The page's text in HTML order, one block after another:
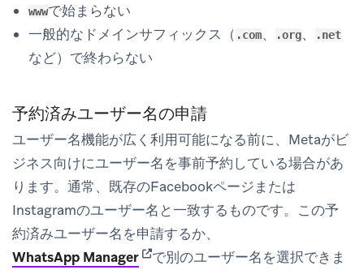
wwwで始まらない
一般的なドメインサフィックス（ .com、 .org、 .net
など）で終わらない
予約済みユーザー名の申請
ユーザー名機能が広く利用可能になる前に、Metaがビ
ジネス向けにユーザー名を事前予約している場合があ
ります。通常、既存のFacebookページまたは
Instagramのユーザー名と一致するものです。この予
約済みユーザー名を申請するか、
WhatsApp Manager(opens in new tab)
で別のユーザー名を選択できま